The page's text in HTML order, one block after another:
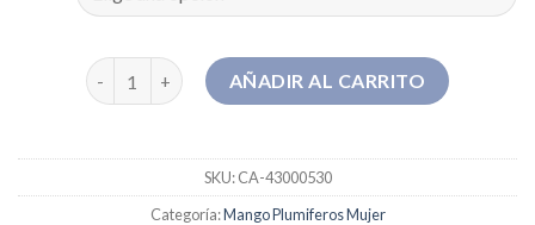
mango plumiferos mujer cantidad
AÑADIR AL CARRITO
SKU:CA-43000530
Categoría:Mango Plumiferos Mujer